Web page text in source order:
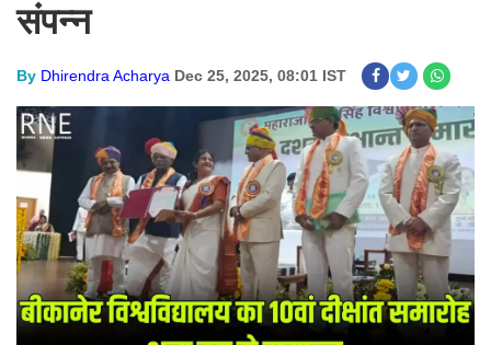
संपन्न
By Dhirendra Acharya Dec 25, 2025, 08:01 IST